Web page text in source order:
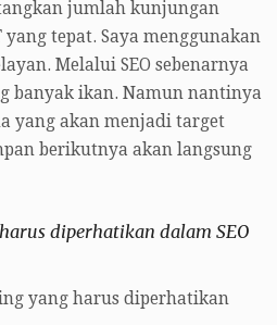
jumlah kunjungan
yang tepat. Saya menggunakan
Melalui SEO sebenarnya
banyak ikan. Namun nantinya
yang akan menjadi target
berikutnya akan langsung
diperhatikan dalam SEO
yang harus diperhatikan